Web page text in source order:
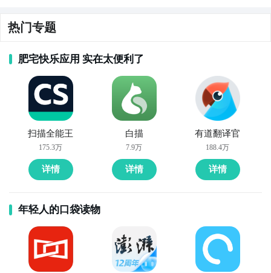
热门专题
肥宅快乐应用 实在太便利了
扫描全能王
175.3万
详情
白描
7.9万
详情
有道翻译官
188.4万
详情
年轻人的口袋读物